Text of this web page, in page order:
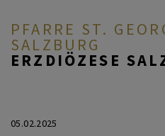
PFARRE ST.
SALZBURG
ERZDIÖZESE
05.02.2025